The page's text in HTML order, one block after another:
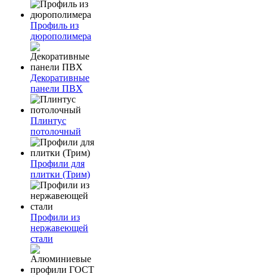
Профиль из
дюрополимера
Декоративные
панели ПВХ
Плинтус
потолочный
Профили для
плитки (Трим)
Профили из
нержавеющей
стали